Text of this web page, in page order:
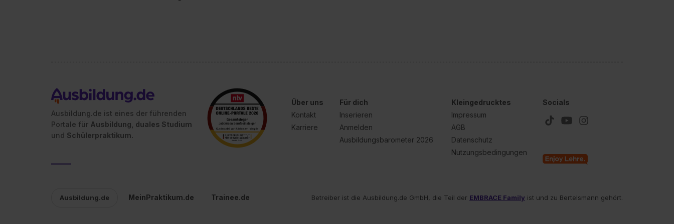
Ausbildung.de ist eines der führenden
Portale für Ausbildung, duales Studium
und Schülerpraktikum.
Über uns
Kontakt
Karriere
Für dich
Inserieren
Anmelden
Ausbildungsbarometer 2026
Kleingedrucktes
Impressum
AGB
Datenschutz
Nutzungsbedingungen
Socials
Ausbildung.de MeinPraktikum.de Trainee.de Betreiber ist die Ausbildung.de GmbH, die Teil der EMBRACE Family ist und zu Bertelsmann gehört.